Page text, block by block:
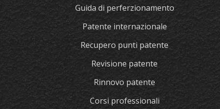
Guida di perferzionamento
Patente internazionale
Recupero punti patente
Revisione patente
Rinnovo patente
Corsi professionali